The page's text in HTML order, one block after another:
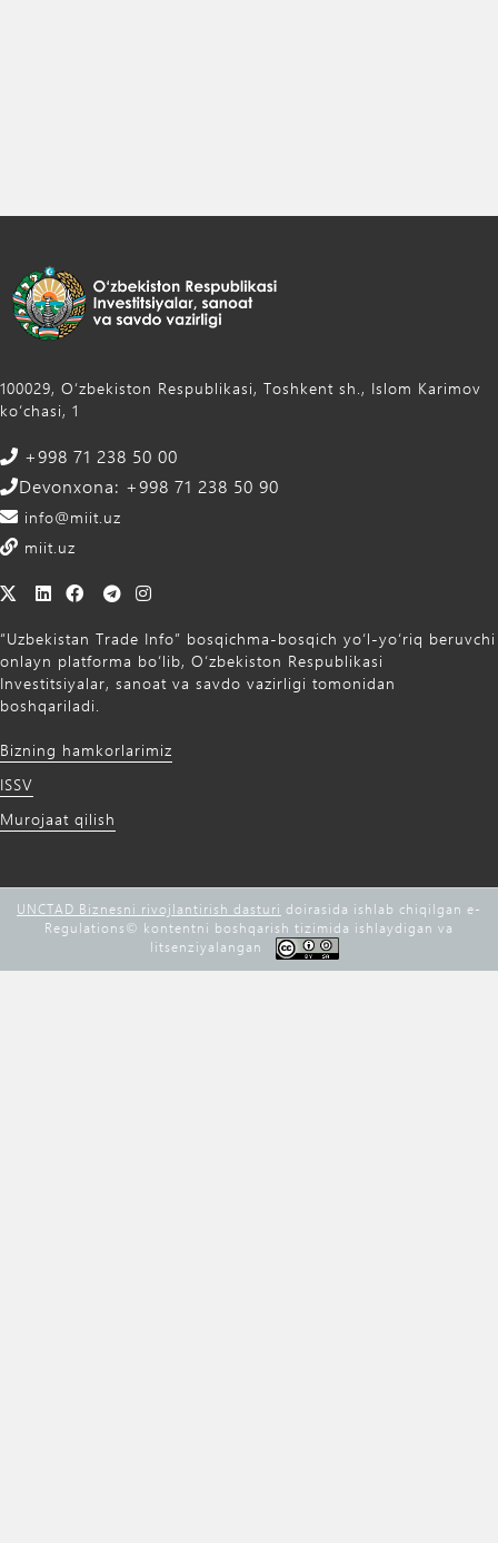
100029, Oʻzbekiston Respublikasi, Toshkent sh., Islom Karimov
ko‘chasi, 1
+998 71 238 50 00
Devonxona: +998 71 238 50 90
info@miit.uz
miit.uz
“Uzbekistan Trade Info” bosqichma-bosqich yo‘l-yo‘riq beruvchi
onlayn platforma bo‘lib, O‘zbekiston Respublikasi
Investitsiyalar, sanoat va savdo vazirligi tomonidan
boshqariladi.
Bizning hamkorlarimiz
ISSV
Murojaat qilish
UNCTAD Biznesni rivojlantirish dasturi doirasida ishlab chiqilgan e-
Regulations©️ kontentni boshqarish tizimida ishlaydigan va
litsenziyalangan